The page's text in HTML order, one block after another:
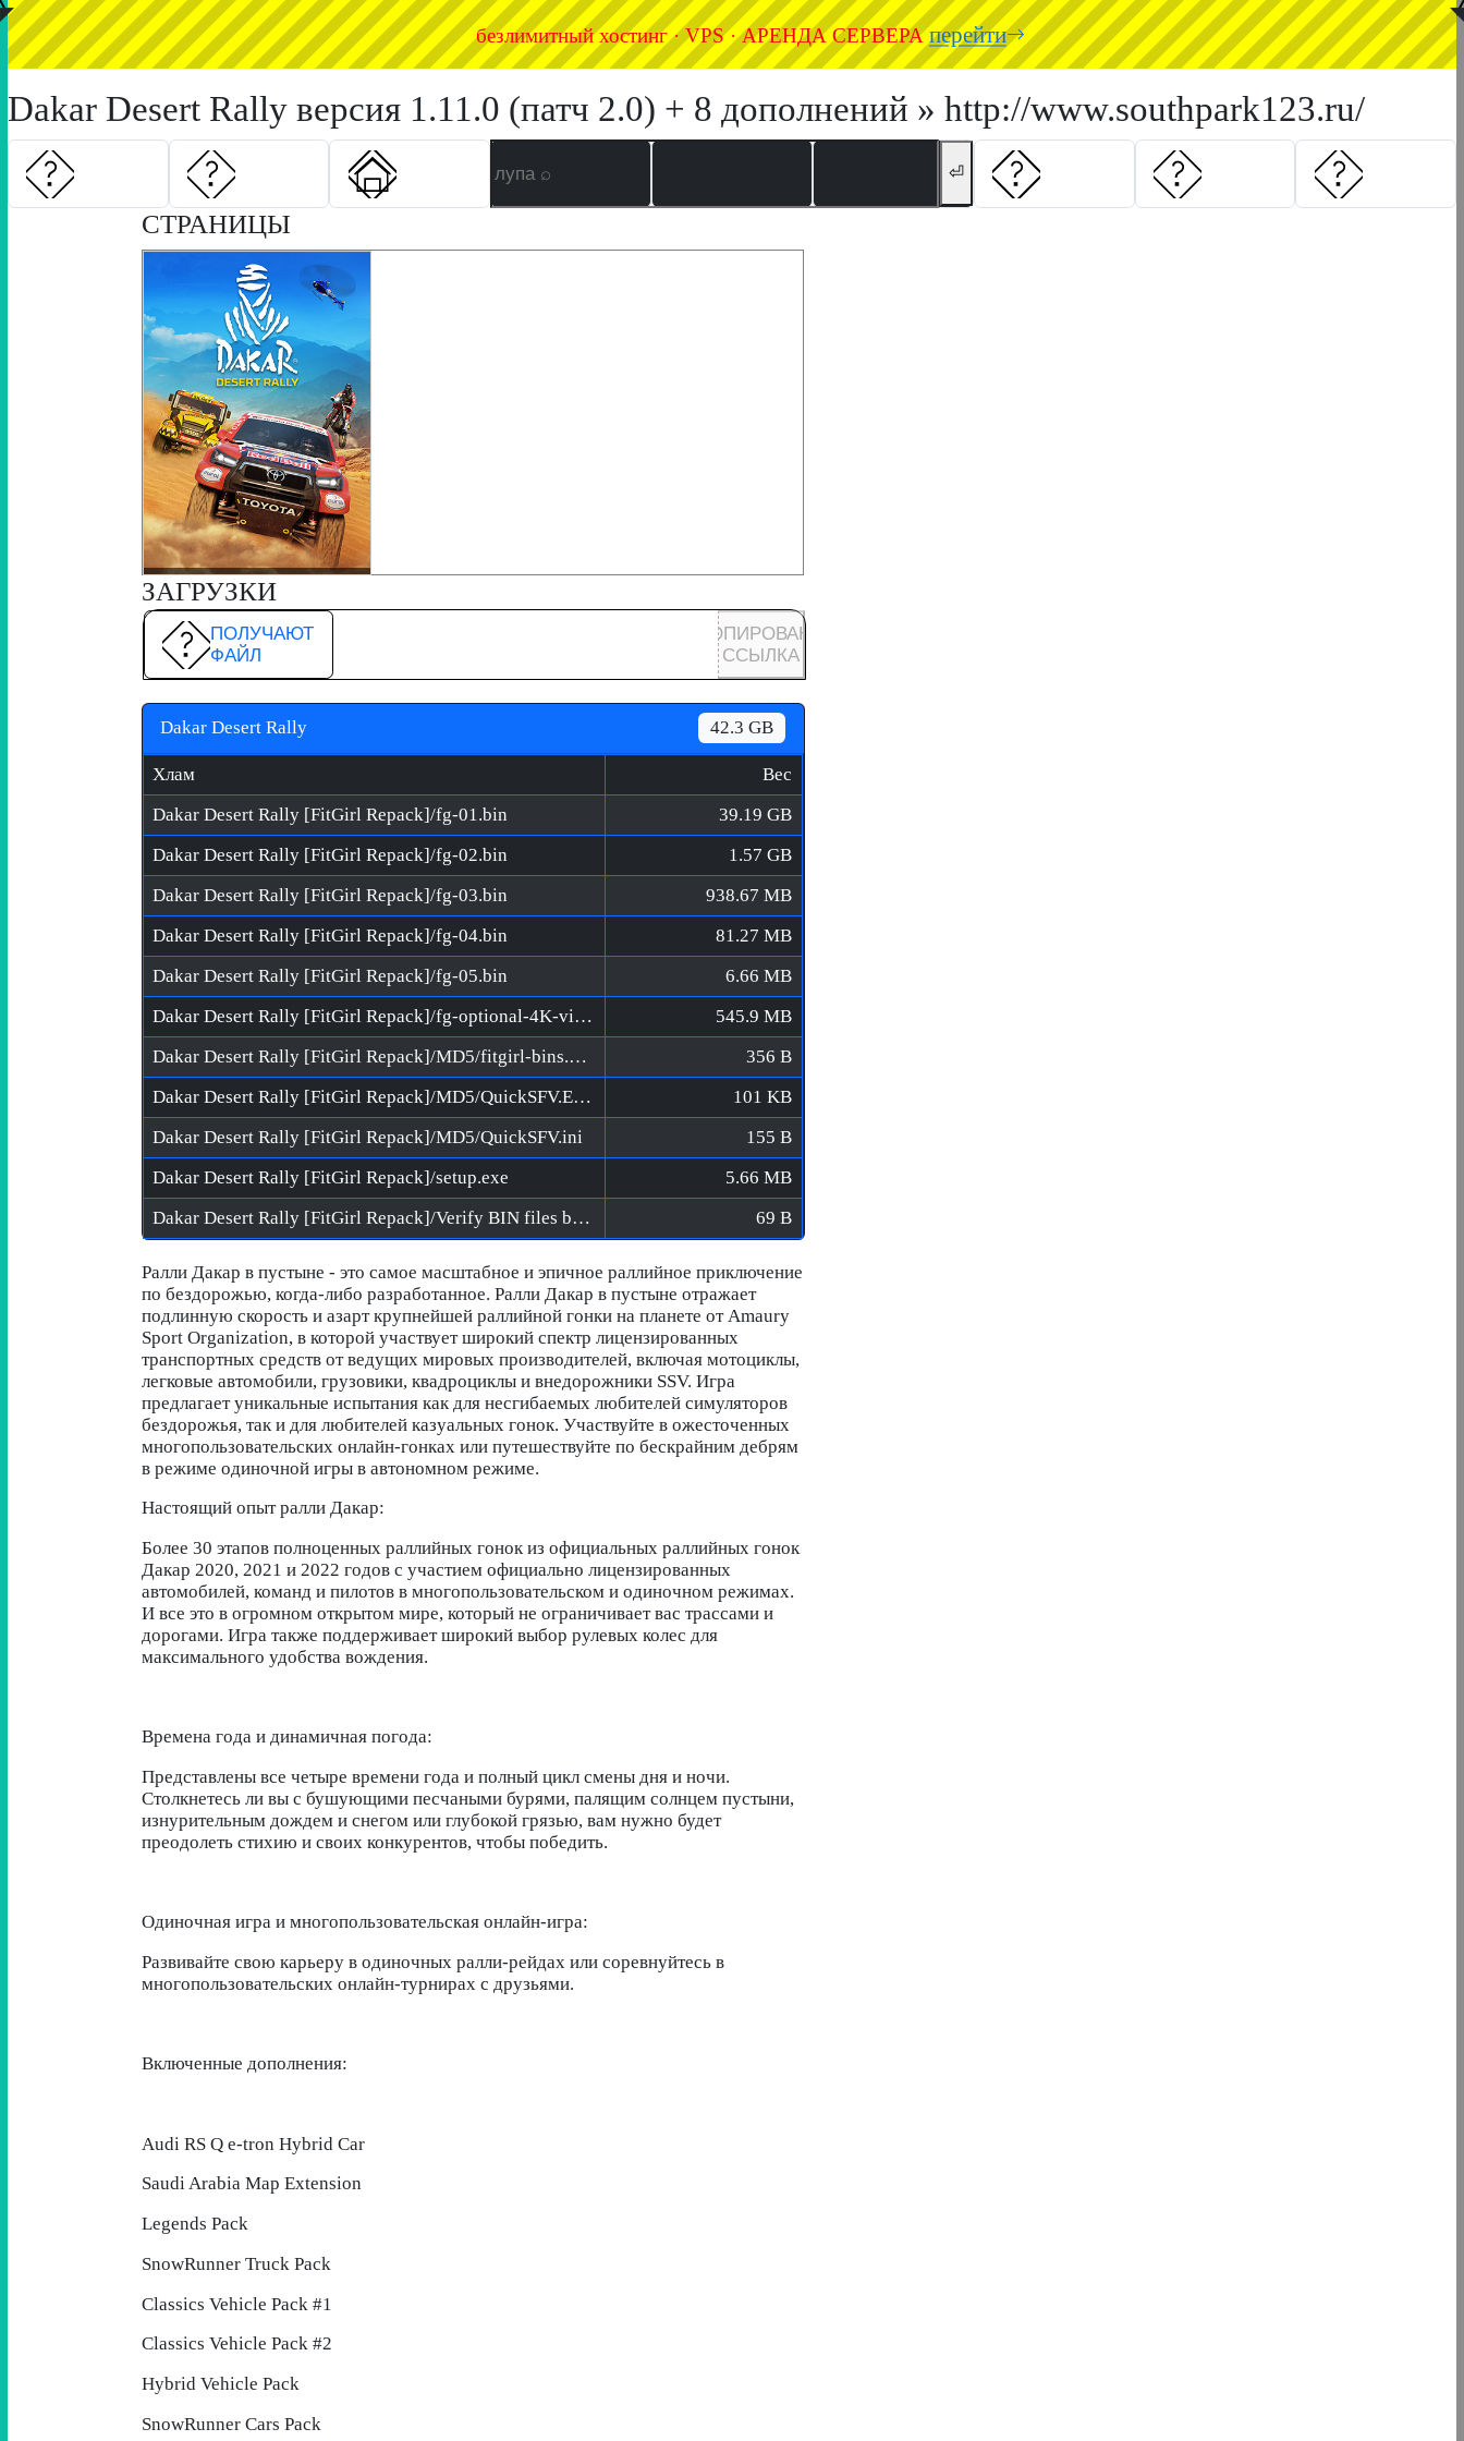
безлимитный хостинг · VPS · АРЕНДА СЕРВЕРАперейти
Dakar Desert Rally версия 1.11.0 (патч 2.0) + 8 дополнений » http://www.southpark123.ru/
◤ ◥
⏎
СТРАНИЦЫ
ЗАГРУЗКИ
ПОЛУЧАЮТ
ФАЙЛ
КОПИРОВАНА
ССЫЛКА
Dakar Desert Rally 42.3 GB
Хлам
Вес
Dakar Desert Rally [FitGirl Repack]/fg-01.bin
39.19 GB
Dakar Desert Rally [FitGirl Repack]/fg-02.bin
1.57 GB
Dakar Desert Rally [FitGirl Repack]/fg-03.bin
938.67 MB
Dakar Desert Rally [FitGirl Repack]/fg-04.bin
81.27 MB
Dakar Desert Rally [FitGirl Repack]/fg-05.bin
6.66 MB
Dakar Desert Rally [FitGirl Repack]/fg-optional-4K-videos.bin
545.9 MB
Dakar Desert Rally [FitGirl Repack]/MD5/fitgirl-bins.md5
356 B
Dakar Desert Rally [FitGirl Repack]/MD5/QuickSFV.EXE
101 KB
Dakar Desert Rally [FitGirl Repack]/MD5/QuickSFV.ini
155 B
Dakar Desert Rally [FitGirl Repack]/setup.exe
5.66 MB
Dakar Desert Rally [FitGirl Repack]/Verify BIN files before installation.bat
69 B
Ралли Дакар в пустыне - это самое масштабное и эпичное раллийное приключение
по бездорожью, когда-либо разработанное. Ралли Дакар в пустыне отражает
подлинную скорость и азарт крупнейшей раллийной гонки на планете от Amaury
Sport Organization, в которой участвует широкий спектр лицензированных
транспортных средств от ведущих мировых производителей, включая мотоциклы,
легковые автомобили, грузовики, квадроциклы и внедорожники SSV. Игра
предлагает уникальные испытания как для несгибаемых любителей симуляторов
бездорожья, так и для любителей казуальных гонок. Участвуйте в ожесточенных
многопользовательских онлайн-гонках или путешествуйте по бескрайним дебрям
в режиме одиночной игры в автономном режиме.
Настоящий опыт ралли Дакар:
Более 30 этапов полноценных раллийных гонок из официальных раллийных гонок
Дакар 2020, 2021 и 2022 годов с участием официально лицензированных
автомобилей, команд и пилотов в многопользовательском и одиночном режимах.
И все это в огромном открытом мире, который не ограничивает вас трассами и
дорогами. Игра также поддерживает широкий выбор рулевых колес для
максимального удобства вождения.
Времена года и динамичная погода:
Представлены все четыре времени года и полный цикл смены дня и ночи.
Столкнетесь ли вы с бушующими песчаными бурями, палящим солнцем пустыни,
изнурительным дождем и снегом или глубокой грязью, вам нужно будет
преодолеть стихию и своих конкурентов, чтобы победить.
Одиночная игра и многопользовательская онлайн-игра:
Развивайте свою карьеру в одиночных ралли-рейдах или соревнуйтесь в
многопользовательских онлайн-турнирах с друзьями.
Включенные дополнения:
Audi RS Q e-tron Hybrid Car
Saudi Arabia Map Extension
Legends Pack
SnowRunner Truck Pack
Classics Vehicle Pack #1
Classics Vehicle Pack #2
Hybrid Vehicle Pack
SnowRunner Cars Pack